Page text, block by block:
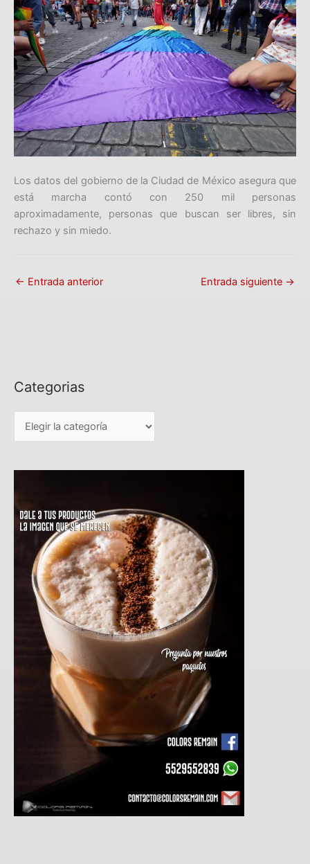
Los datos del gobierno de la Ciudad de México asegura que
está marcha contó con 250 mil personas
aproximadamente, personas que buscan ser libres, sin
rechazo y sin miedo.
← Entrada anterior Entrada siguiente →
Categorias
C
r